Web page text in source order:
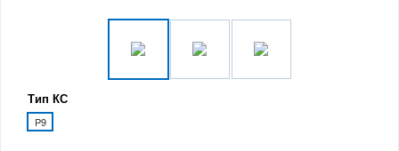
Тип КС
P9